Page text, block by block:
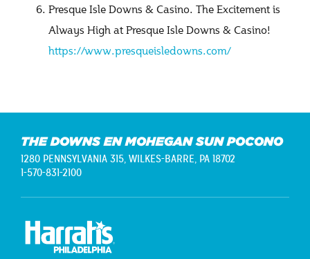
Presque Isle Downs & Casino. The Excitement is
Always High at Presque Isle Downs & Casino!
https://www.presqueisledowns.com/
THE DOWNS EN MOHEGAN SUN POCONO
1280 PENNSYLVANIA 315, WILKES-BARRE, PA 18702
1-570-831-2100